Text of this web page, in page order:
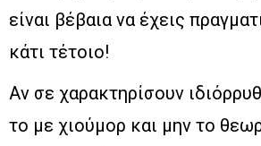
είναι βέβαια να έχεις
κάτι τέτοιο!
Αν σε χαρακτηρίσουν
το με χιούμορ και μην το